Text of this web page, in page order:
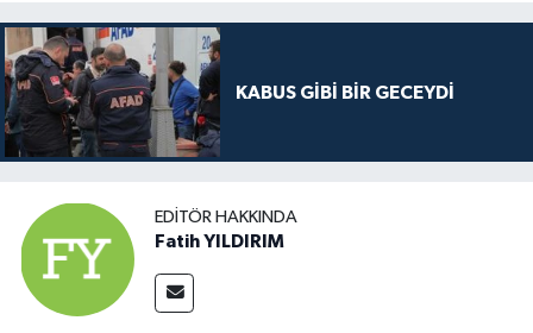
KABUS GİBİ BİR GECEYDİ
EDITÖR HAKKINDA
Fatih YILDIRIM